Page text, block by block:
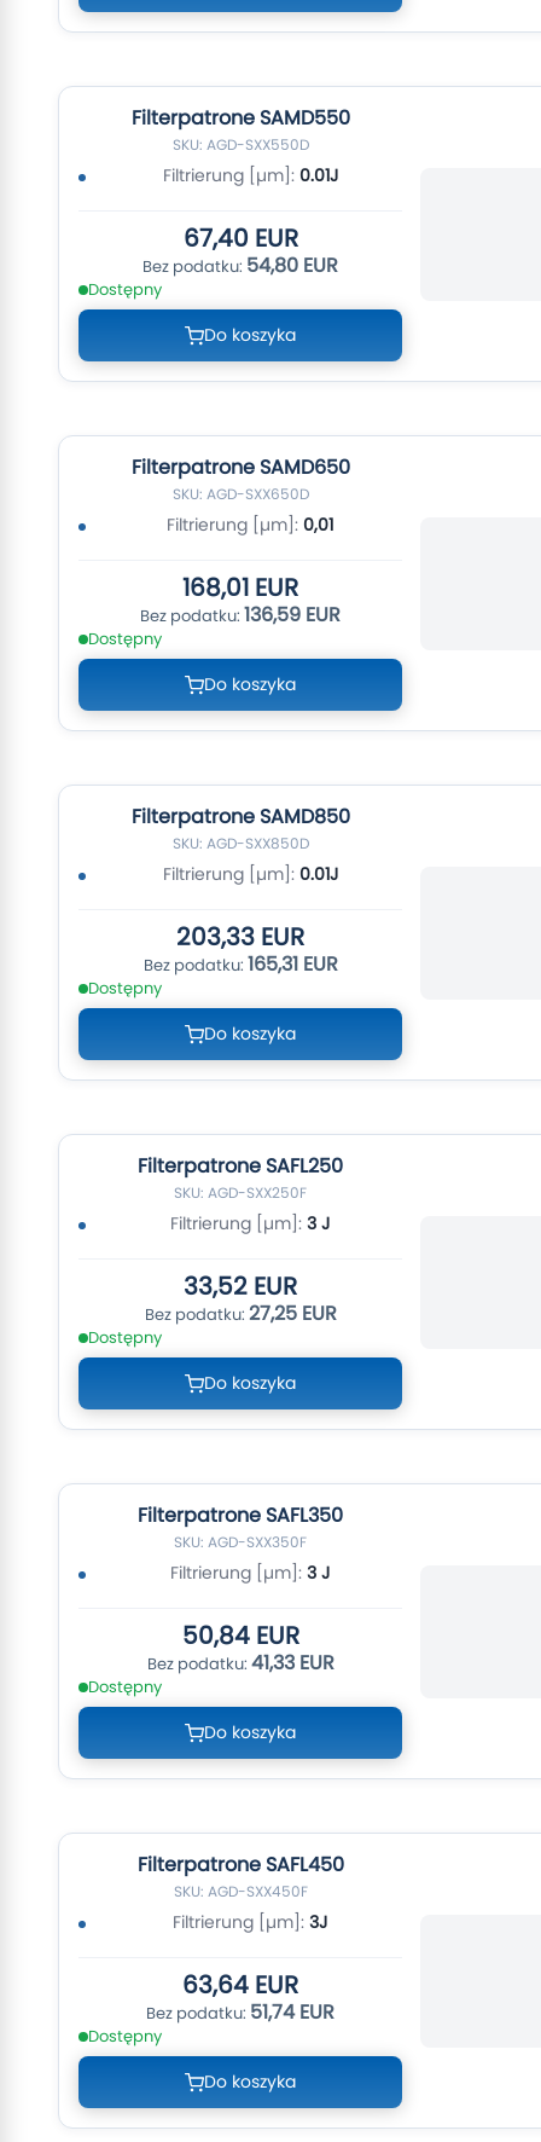
Filterpatrone SAMD550
SKU: AGD-SXX550D
Filtrierung [µm]: 0.01J
67,40 EUR
54,80 EUR
Dostępny
Do koszyka
Filterpatrone SAMD650
SKU: AGD-SXX650D
Filtrierung [µm]: 0,01
168,01 EUR
136,59 EUR
Dostępny
Do koszyka
Filterpatrone SAMD850
SKU: AGD-SXX850D
Filtrierung [µm]: 0.01J
203,33 EUR
165,31 EUR
Dostępny
Do koszyka
Filterpatrone SAFL250
SKU: AGD-SXX250F
Filtrierung [µm]: 3 J
33,52 EUR
27,25 EUR
Dostępny
Do koszyka
Filterpatrone SAFL350
SKU: AGD-SXX350F
Filtrierung [µm]: 3 J
50,84 EUR
41,33 EUR
Dostępny
Do koszyka
Filterpatrone SAFL450
SKU: AGD-SXX450F
Filtrierung [µm]: 3J
63,64 EUR
51,74 EUR
Dostępny
Do koszyka